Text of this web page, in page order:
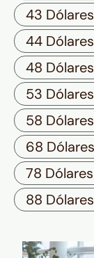
43
44
48
53
58
68
78
88